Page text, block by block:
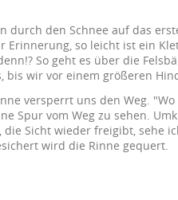
durch den Schnee auf das
Erinnerung, so leicht ist ein
So geht es über die
bis wir vor einem größeren
versperrt uns den Weg.
Spur vom Weg zu sehen.
die Sicht wieder freigibt, sehe
wird die Rinne gequert.